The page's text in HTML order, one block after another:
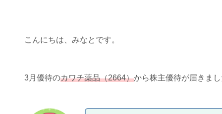
こんにちは、みなとです。
3月優待のカワチ薬品（2664）から株主優待が届きま